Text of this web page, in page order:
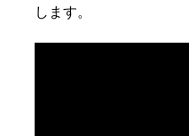
します。